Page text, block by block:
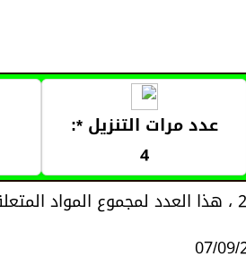
عدد مرات التنزيل *:
4